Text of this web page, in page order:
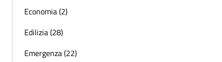
Economia (2)
Edilizia (28)
Emergenza (22)